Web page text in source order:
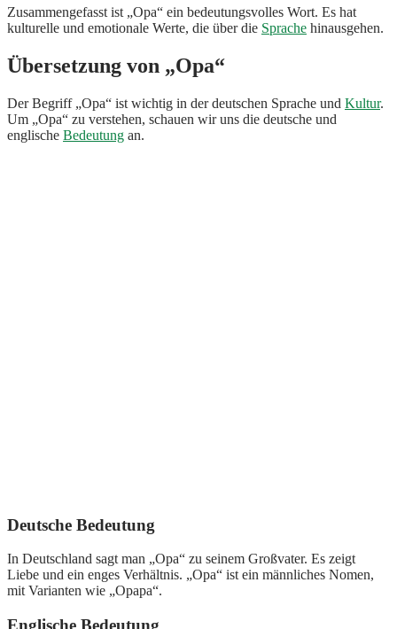
Zusammengefasst ist „Opa“ ein bedeutungsvolles Wort. Es hat
kulturelle und emotionale Werte, die über die Sprache hinausgehen.
Übersetzung von „Opa“
Der Begriff „Opa“ ist wichtig in der deutschen Sprache und Kultur.
Um „Opa“ zu verstehen, schauen wir uns die deutsche und
englische Bedeutung an.
Deutsche Bedeutung
In Deutschland sagt man „Opa“ zu seinem Großvater. Es zeigt
Liebe und ein enges Verhältnis. „Opa“ ist ein männliches Nomen,
mit Varianten wie „Opapa“.
Englische Bedeutung